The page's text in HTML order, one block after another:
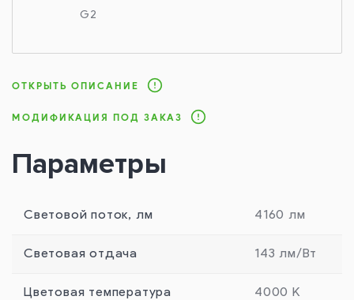
G2
ОТКРЫТЬ ОПИСАНИЕ
МОДИФИКАЦИЯ ПОД ЗАКАЗ
Параметры
Световой поток, лм 4160 лм
Световая отдача 143 лм/Вт
Цветовая температура 4000 К